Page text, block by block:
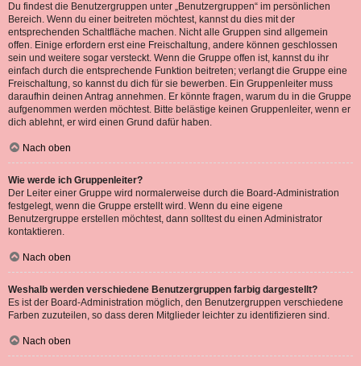
Du findest die Benutzergruppen unter „Benutzergruppen“ im persönlichen
Bereich. Wenn du einer beitreten möchtest, kannst du dies mit der
entsprechenden Schaltfläche machen. Nicht alle Gruppen sind allgemein
offen. Einige erfordern erst eine Freischaltung, andere können geschlossen
sein und weitere sogar versteckt. Wenn die Gruppe offen ist, kannst du ihr
einfach durch die entsprechende Funktion beitreten; verlangt die Gruppe eine
Freischaltung, so kannst du dich für sie bewerben. Ein Gruppenleiter muss
daraufhin deinen Antrag annehmen. Er könnte fragen, warum du in die Gruppe
aufgenommen werden möchtest. Bitte belästige keinen Gruppenleiter, wenn er
dich ablehnt, er wird einen Grund dafür haben.
Nach oben
Wie werde ich Gruppenleiter?
Der Leiter einer Gruppe wird normalerweise durch die Board-Administration
festgelegt, wenn die Gruppe erstellt wird. Wenn du eine eigene
Benutzergruppe erstellen möchtest, dann solltest du einen Administrator
kontaktieren.
Nach oben
Weshalb werden verschiedene Benutzergruppen farbig dargestellt?
Es ist der Board-Administration möglich, den Benutzergruppen verschiedene
Farben zuzuteilen, so dass deren Mitglieder leichter zu identifizieren sind.
Nach oben